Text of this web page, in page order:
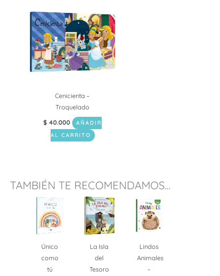
Cenicienta –
Troquelado
$ 40.000
AÑADIR
AL CARRITO
TAMBIÉN TE RECOMENDAMOS...
Único
como
tú
La Isla
del
Tesoro
Lindos
Animales
–